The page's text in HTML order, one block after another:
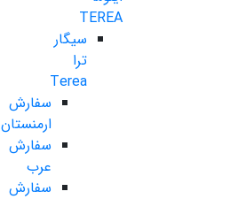
TEREA
سیگار
ترا
Terea
سفارش
ارمنستان
سفارش
عرب
سفارش